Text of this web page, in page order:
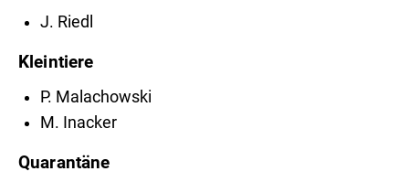
J. Riedl
Kleintiere
P. Malachowski
M. Inacker
Quarantäne